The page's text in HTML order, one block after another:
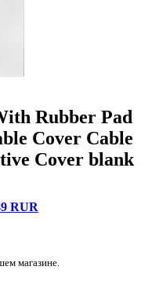
Rubber Pad
Cover Cable
Cover blank
RUR
магазине.